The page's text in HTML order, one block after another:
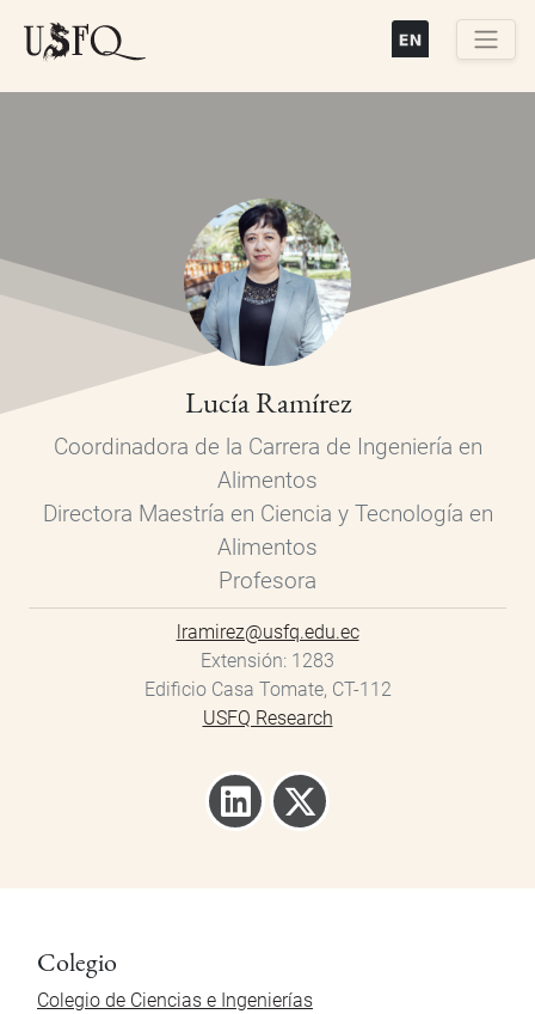
Lucía Ramírez
Coordinadora de la Carrera de Ingeniería en
Alimentos
Directora Maestría en Ciencia y Tecnología en
Alimentos
Profesora
lramirez@usfq.edu.ec
Extensión 1283
Edificio Casa Tomate, CT-112
USFQ Research
Colegio
Colegio de Ciencias e Ingenierías